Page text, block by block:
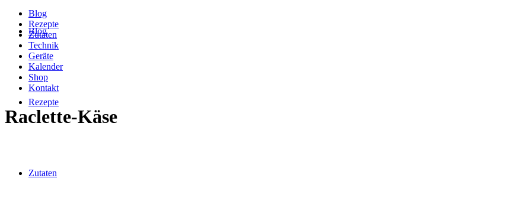
Blog
Rezepte
Zutaten
Blog
Rezepte
Zutaten
Technik
Geräte
Kalender
Shop
Kontakt
Raclette-Käse